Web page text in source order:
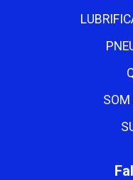
SOM